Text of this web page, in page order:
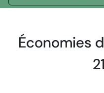
Économies